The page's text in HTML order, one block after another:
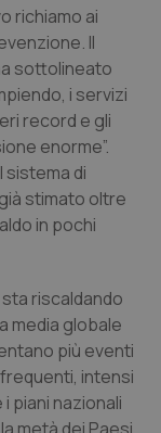
richiamo ai
Il
sottolineato
i servizi
record e gli
enorme”.
sistema di
stimato oltre
in pochi
sta riscaldando
media globale
più eventi
intensi
piani nazionali